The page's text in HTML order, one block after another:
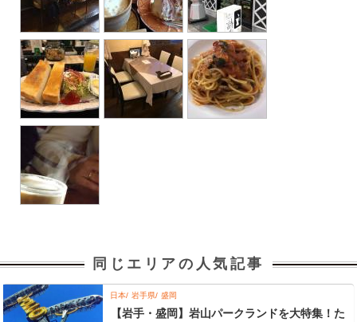
同じエリアの人気記事
日本 岩手県 盛岡
【岩手・盛岡】岩山パークランドを大特集！た